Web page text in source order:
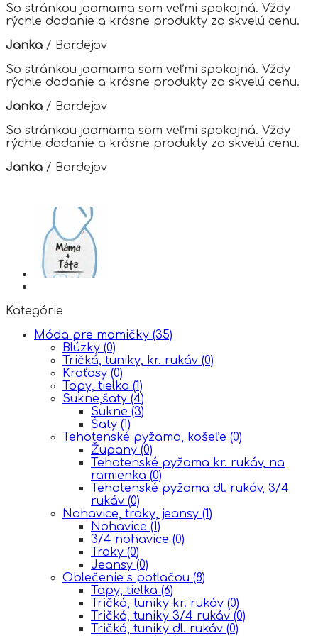
may
be
chosen
on
the
product
page
So stránkou jaamama som veľmi spokojná. Vždy
rýchle dodanie a krásne produkty za skvelú cenu.
Janka / Bardejov
So stránkou jaamama som veľmi spokojná. Vždy
rýchle dodanie a krásne produkty za skvelú cenu.
Janka / Bardejov
So stránkou jaamama som veľmi spokojná. Vždy
rýchle dodanie a krásne produkty za skvelú cenu.
Janka / Bardejov
Kategórie
Móda pre mamičky (35)
Blúzky (0)
Tričká, tuniky, kr. rukáv (0)
Kraťasy (0)
Topy, tielka (1)
Sukne,šaty (4)
Sukne (3)
Šaty (1)
Tehotenské pyžama, košeľe (0)
Župany (0)
Tehotenské pyžama kr. rukáv, na
ramienka (0)
Tehotenské pyžama dl. rukáv, 3/4
rukáv (0)
Nohavice, traky, jeansy (1)
Nohavice (1)
3/4 nohavice (0)
Traky (0)
Jeansy (0)
Oblečenie s potlačou (8)
Topy, tielka (6)
Tričká, tuniky kr. rukáv (0)
Tričká, tuniky 3/4 rukáv (0)
Tričká, tuniky dl. rukáv (0)